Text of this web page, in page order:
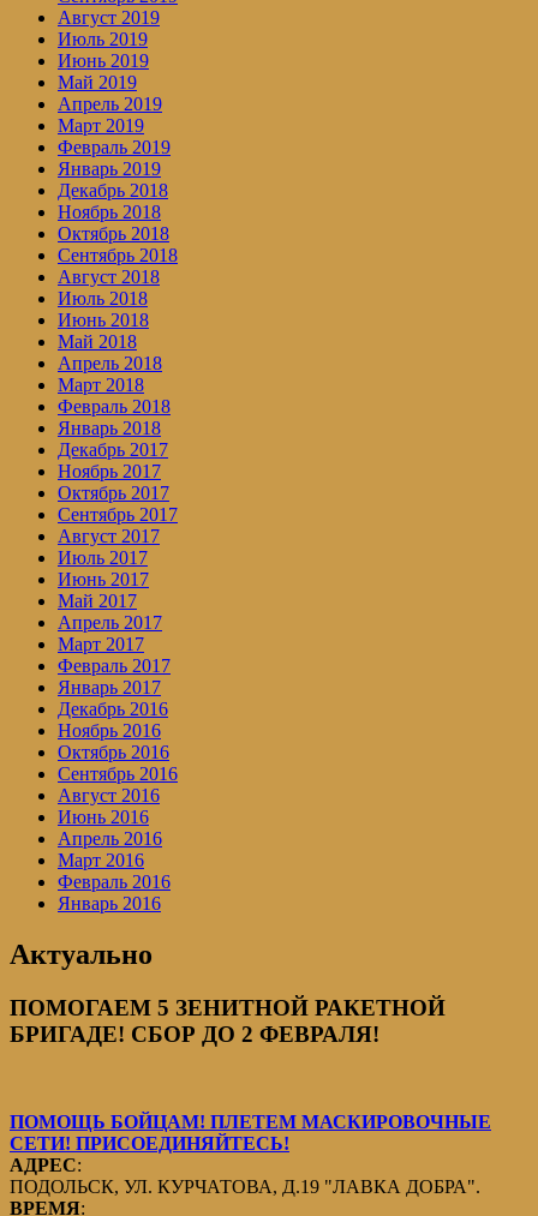
Август 2019
Июль 2019
Июнь 2019
Май 2019
Апрель 2019
Март 2019
Февраль 2019
Январь 2019
Декабрь 2018
Ноябрь 2018
Октябрь 2018
Сентябрь 2018
Август 2018
Июль 2018
Июнь 2018
Май 2018
Апрель 2018
Март 2018
Февраль 2018
Январь 2018
Декабрь 2017
Ноябрь 2017
Октябрь 2017
Сентябрь 2017
Август 2017
Июль 2017
Июнь 2017
Май 2017
Апрель 2017
Март 2017
Февраль 2017
Январь 2017
Декабрь 2016
Ноябрь 2016
Октябрь 2016
Сентябрь 2016
Август 2016
Июнь 2016
Апрель 2016
Март 2016
Февраль 2016
Январь 2016
Актуально
ПОМОГАЕМ 5 ЗЕНИТНОЙ РАКЕТНОЙ
БРИГАДЕ! СБОР ДО 2 ФЕВРАЛЯ!
ПОМОЩЬ БОЙЦАМ! ПЛЕТЕМ МАСКИРОВОЧНЫЕ
СЕТИ! ПРИСОЕДИНЯЙТЕСЬ!
АДРЕС:
ПОДОЛЬСК, УЛ. КУРЧАТОВА, Д.19 "ЛАВКА ДОБРА".
ВРЕМЯ: